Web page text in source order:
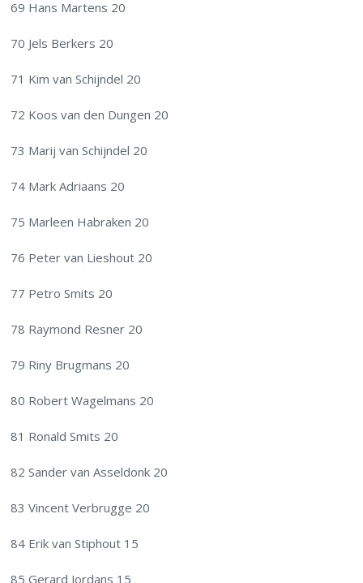
69 Hans Martens 20
70 Jels Berkers 20
71 Kim van Schijndel 20
72 Koos van den Dungen 20
73 Marij van Schijndel 20
74 Mark Adriaans 20
75 Marleen Habraken 20
76 Peter van Lieshout 20
77 Petro Smits 20
78 Raymond Resner 20
79 Riny Brugmans 20
80 Robert Wagelmans 20
81 Ronald Smits 20
82 Sander van Asseldonk 20
83 Vincent Verbrugge 20
84 Erik van Stiphout 15
85 Gerard Jordans 15